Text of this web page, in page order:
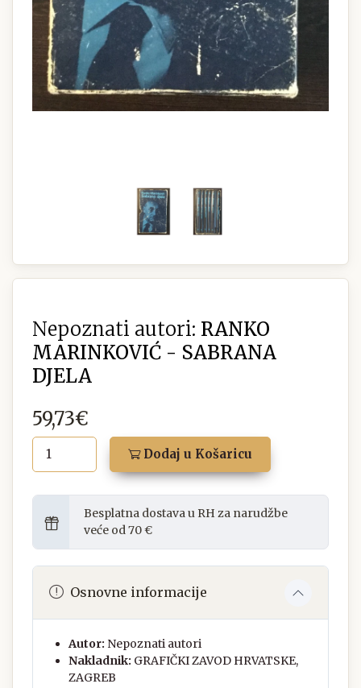
Nepoznati autori: RANKO
MARINKOVIĆ - SABRANA
DJELA
59,73€
Dodaj u Košaricu
Besplatna dostava u RH za narudžbe
veće od 70 €
Osnovne informacije
Autor: Nepoznati autori
Nakladnik: GRAFIČKI ZAVOD HRVATSKE,
ZAGREB